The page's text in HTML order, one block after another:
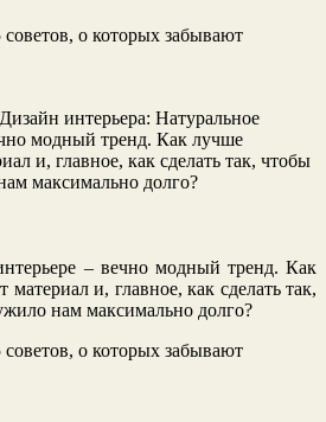
интерьера: Натуральное
модный тренд. Как лучше
и, главное, как сделать так, чтобы
максимально долго?
– вечно модный тренд. Как
материал и, главное, как сделать так,
нам максимально долго?